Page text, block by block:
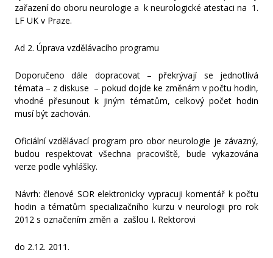
zařazení do oboru neurologie a k neurologické atestaci na 1.
LF UK v Praze.
Ad 2. Úprava vzdělávacího programu
Doporučeno dále dopracovat – překrývají se jednotlivá
témata – z diskuse – pokud dojde ke změnám v počtu hodin,
vhodné přesunout k jiným tématům, celkový počet hodin
musí být zachován.
Oficiální vzdělávací program pro obor neurologie je závazný,
budou respektovat všechna pracoviště, bude vykazována
verze podle vyhlášky.
Návrh: členové SOR elektronicky vypracuji komentář k počtu
hodin a tématům specializačního kurzu v neurologii pro rok
2012 s označením změn a zašlou I. Rektorovi
do 2.12. 2011.